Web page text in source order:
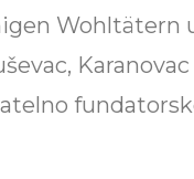
Wohltätern